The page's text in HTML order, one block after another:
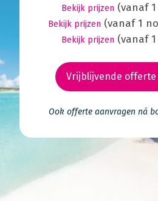
Bekijk prijzen (vanaf
Bekijk prijzen (vanaf 1
Bekijk prijzen (vanaf
Vrijblijvende offerte
Ook offerte aanvragen ná